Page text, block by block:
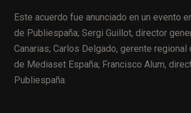
Este acuerdo fue anunciado en un evento
de Publiespaña; Sergi Guillot, director
Canarias; Carlos Delgado, gerente
de Mediaset España; Francisco Alum,
Publiespaña.